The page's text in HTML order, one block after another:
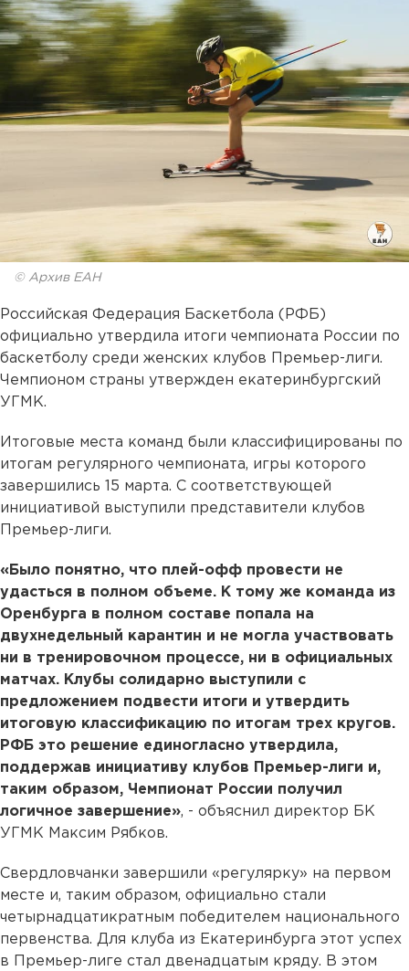
© Архив ЕАН
Российская Федерация Баскетбола (РФБ)
официально утвердила итоги чемпионата России по
баскетболу среди женских клубов Премьер-лиги.
Чемпионом страны утвержден екатеринбургский
УГМК.
Итоговые места команд были классифицированы по
итогам регулярного чемпионата, игры которого
завершились 15 марта. С соответствующей
инициативой выступили представители клубов
Премьер-лиги.
«Было понятно, что плей-офф провести не
удасться в полном объеме. К тому же команда из
Оренбурга в полном составе попала на
двухнедельный карантин и не могла участвовать
ни в тренировочном процессе, ни в официальных
матчах. Клубы солидарно выступили с
предложением подвести итоги и утвердить
итоговую классификацию по итогам трех кругов.
РФБ это решение единогласно утвердила,
поддержав инициативу клубов Премьер-лиги и,
таким образом, Чемпионат России получил
логичное завершение», - объяснил директор БК
УГМК Максим Рябков.
Свердловчанки завершили «регулярку» на первом
месте и, таким образом, официально стали
четырнадцатикратным победителем национального
первенства. Для клуба из Екатеринбурга этот успех
в Премьер-лиге стал двенадцатым кряду. В этом